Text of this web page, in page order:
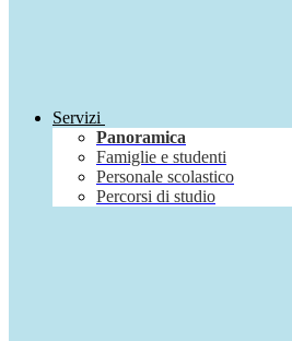
Servizi
Panoramica
Famiglie e studenti
Personale scolastico
Percorsi di studio